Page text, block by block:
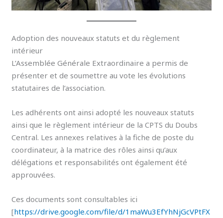
Adoption des nouveaux statuts et du règlement
intérieur
L’Assemblée Générale Extraordinaire a permis de
présenter et de soumettre au vote les évolutions
statutaires de l’association.
Les adhérents ont ainsi adopté les nouveaux statuts
ainsi que le règlement intérieur de la CPTS du Doubs
Central. Les annexes relatives à la fiche de poste du
coordinateur, à la matrice des rôles ainsi qu’aux
délégations et responsabilités ont également été
approuvées.
Ces documents sont consultables ici
[https://drive.google.com/file/d/1maWu3EfYhNjGcVPtFX